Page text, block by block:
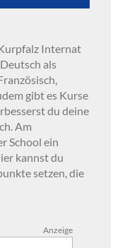
Internat
als
gibt es Kurse
du deine
Am
School ein
kannst du
setzen, die
Anzeige